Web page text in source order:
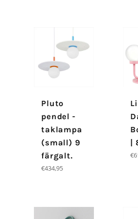
Pluto
pendel -
taklampa
(small) 9
färgalt.
Ordinarie
€434,95